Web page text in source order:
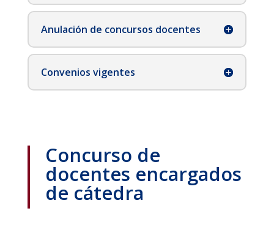
Anulación de concursos docentes
Convenios vigentes
Concurso de
docentes encargados
de cátedra